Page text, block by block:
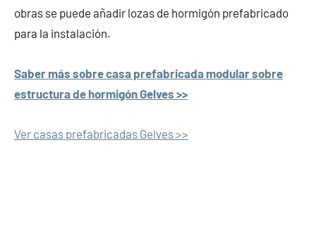
obras se puede añadir lozas de hormigón prefabricado
para la instalación.
Saber más sobre casa prefabricada modular sobre
estructura de hormigón Gelves >>
Ver casas prefabricadas Gelves >>